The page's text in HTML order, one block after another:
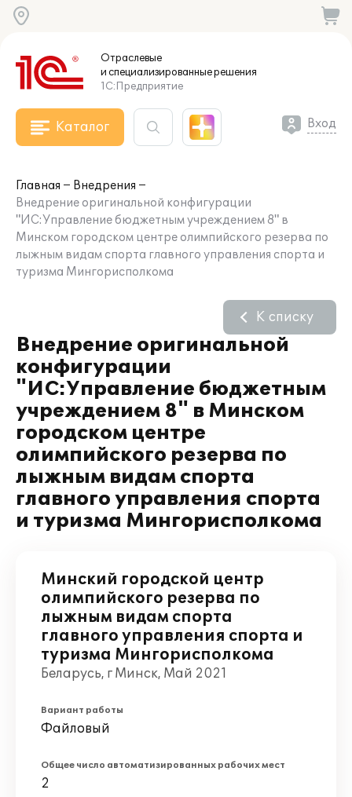
Отраслевые
и специализированныерешения
1С:Предприятие
Каталог Вход
Главная
Внедрения
Внедрение оригинальной конфигурации
"ИС:Управление бюджетным учреждением 8" в
Минском городском центре олимпийского резерва по
лыжным видам спорта главного управления спорта и
туризма Мингорисполкома
Внедрение оригинальной
конфигурации
"ИС:Управление бюджетным
учреждением 8" в Минском
городском центре
олимпийского резерва по
лыжным видам спорта
главного управления спорта
и туризма Мингорисполкома
К списку
Минский городской центр
олимпийского резерва по
лыжным видам спорта
главного управления спорта и
туризма Мингорисполкома
Беларусь, г Минск, Май 2021
Вариант работы
Файловый
Общее число автоматизированных рабочих мест
2